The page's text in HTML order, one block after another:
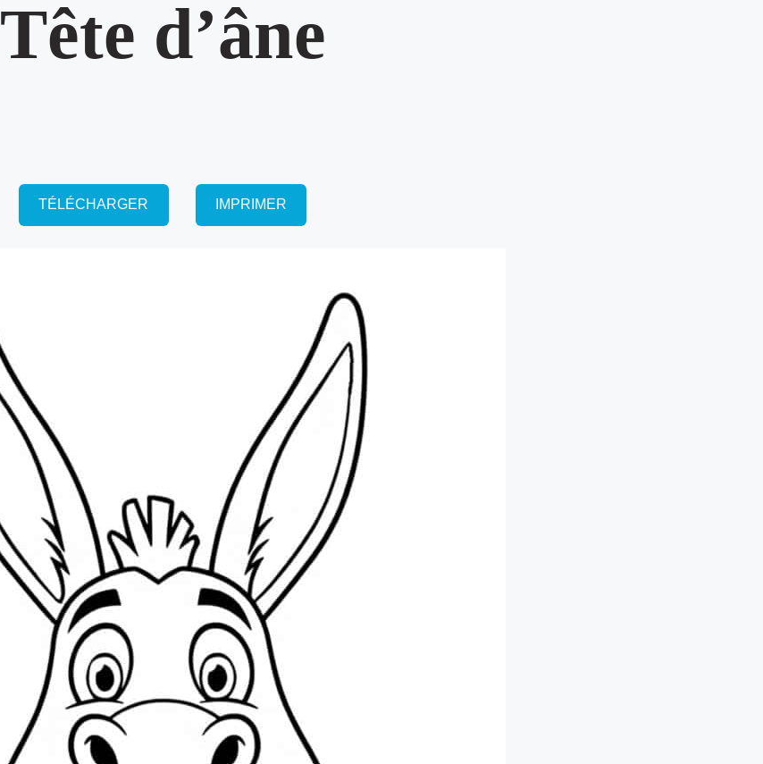
Tête d’âne
TÉLÉCHARGER IMPRIMER